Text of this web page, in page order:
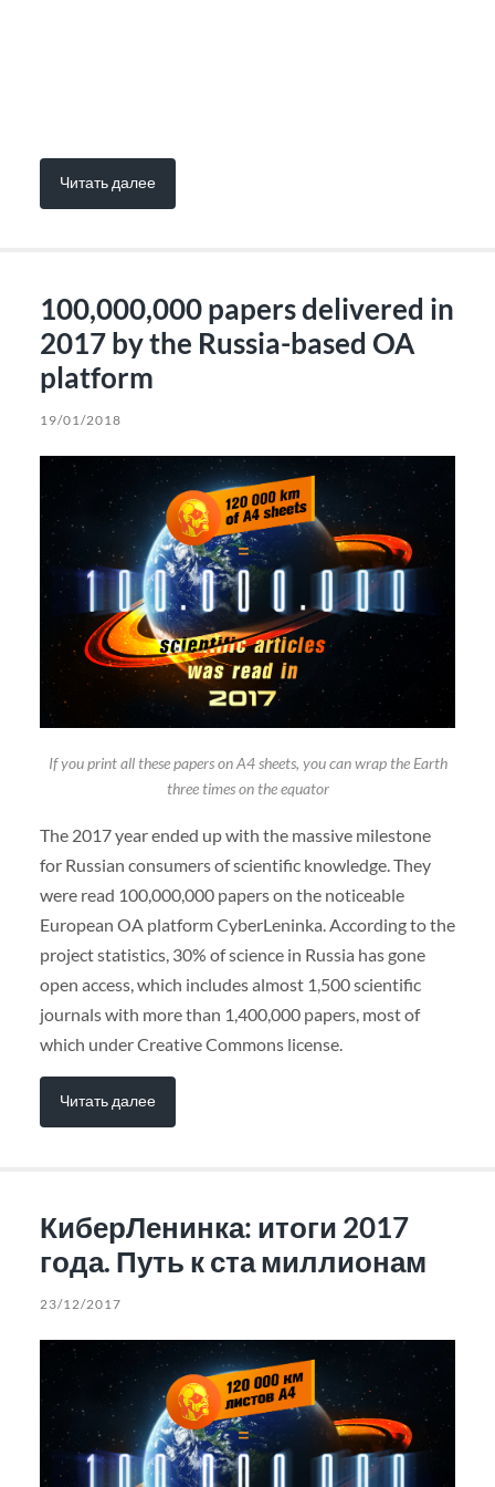
Читать далее
100,000,000 papers delivered in
2017 by the Russia-based OA
platform
19/01/2018
If you print all these papers on A4 sheets, you can wrap the Earth
three times on the equator
The 2017 year ended up with the massive milestone
for Russian consumers of scientific knowledge. They
were read 100,000,000 papers on the noticeable
European OA platform CyberLeninka. According to the
project statistics, 30% of science in Russia has gone
open access, which includes almost 1,500 scientific
journals with more than 1,400,000 papers, most of
which under Creative Commons license.
Читать далее
КиберЛенинка: итоги 2017
года. Путь к ста миллионам
23/12/2017